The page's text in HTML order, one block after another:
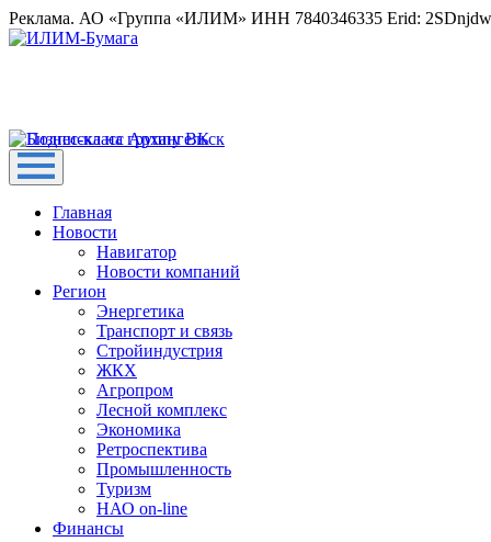
Реклама. АО «Группа «ИЛИМ» ИНН 7840346335 Erid:
Главная
Новости
Навигатор
Новости компаний
Регион
Энергетика
Транспорт и связь
Стройиндустрия
ЖКХ
Агропром
Лесной комплекс
Экономика
Ретроспектива
Промышленность
Туризм
НАО on-line
Финансы